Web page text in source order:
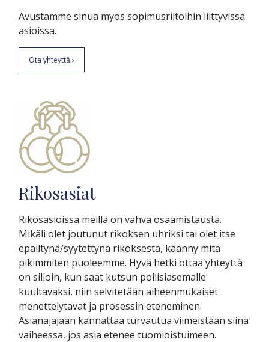
Avustamme sinua myös sopimusriitoihin liittyvissä
asioissa.
Ota yhteyttä ›
Rikosasiat
Rikosasioissa meillä on vahva osaamistausta.
Mikäli olet joutunut rikoksen uhriksi tai olet itse
epäiltynä/syytettynä rikoksesta, käänny mitä
pikimmiten puoleemme. Hyvä hetki ottaa yhteyttä
on silloin, kun saat kutsun poliisiasemalle
kuultavaksi, niin selvitetään aiheenmukaiset
menettelytavat ja prosessin eteneminen.
Asianajajaan kannattaa turvautua viimeistään siinä
vaiheessa, jos asia etenee tuomioistuimeen.